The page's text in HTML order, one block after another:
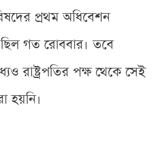
প্রথম অধিবেশন
গত রোববার। তবে
রাষ্ট্রপতির পক্ষ থেকে সেই
হয়নি।